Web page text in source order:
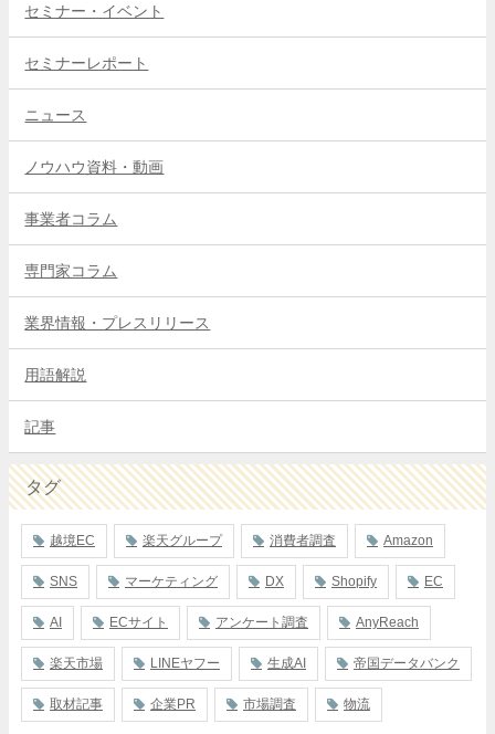
セミナー・イベント
セミナーレポート
ニュース
ノウハウ資料・動画
事業者コラム
専門家コラム
業界情報・プレスリリース
用語解説
記事
タグ
越境EC 楽天グループ 消費者調査 Amazon
SNS マーケティング DX Shopify EC
AI ECサイト アンケート調査 AnyReach
楽天市場 LINEヤフー 生成AI 帝国データバンク
取材記事 企業PR 市場調査 物流